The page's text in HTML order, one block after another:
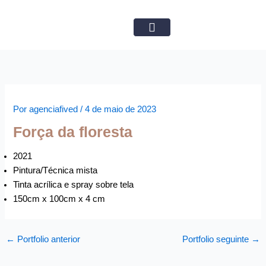
Poragenciafived/4 de maio de 2023
Força da floresta
2021
Pintura/Técnica mista
Tinta acrílica e spray sobre tela
150cm x 100cm x 4 cm
← Portfolio anterior Portfolio seguinte →